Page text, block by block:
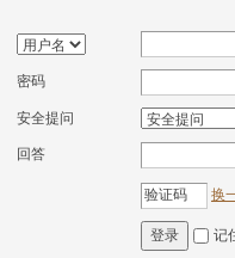
密码
安全提问
回答
换
登录 记